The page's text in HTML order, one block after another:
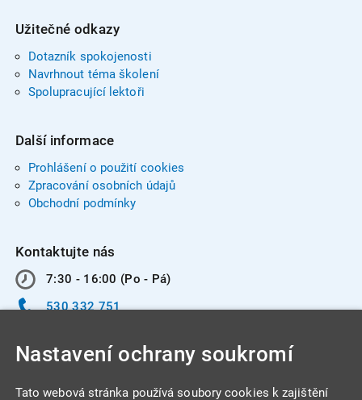
Užitečné odkazy
Dotazník spokojenosti
Navrhnout téma školení
Spolupracující lektoři
Další informace
Prohlášení o použití cookies
Zpracování osobních údajů
Obchodní podmínky
Kontaktujte nás
7:30 - 16:00 (Po - Pá)
530 332 751
Nastavení ochrany soukromí
Tato webová stránka používá soubory cookies k zajištění